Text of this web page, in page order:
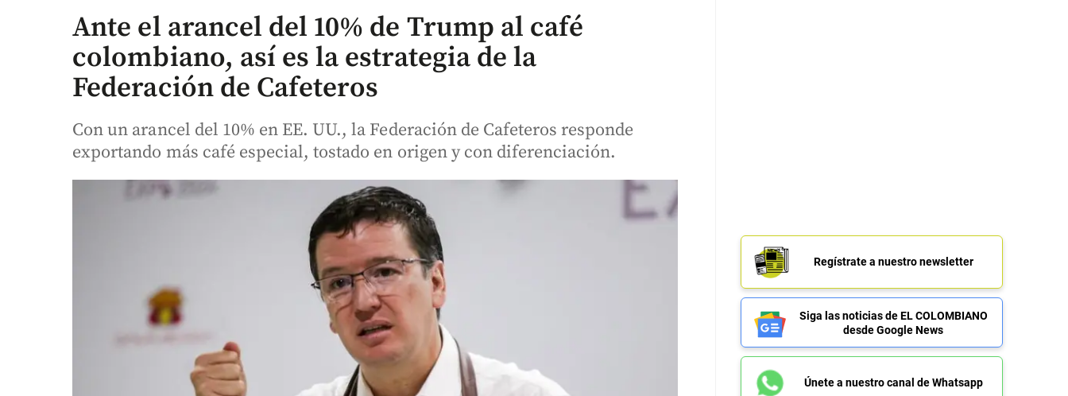
Ante el arancel del 10% de Trump al café
colombiano, así es la estrategia de la
Federación de Cafeteros
Con un arancel del 10% en EE. UU., la Federación de Cafeteros responde
exportando más café especial, tostado en origen y con diferenciación.
Regístrate a nuestro newsletter
Siga las noticias de EL COLOMBIANO
desde Google News
Únete a nuestro canal de Whatsapp